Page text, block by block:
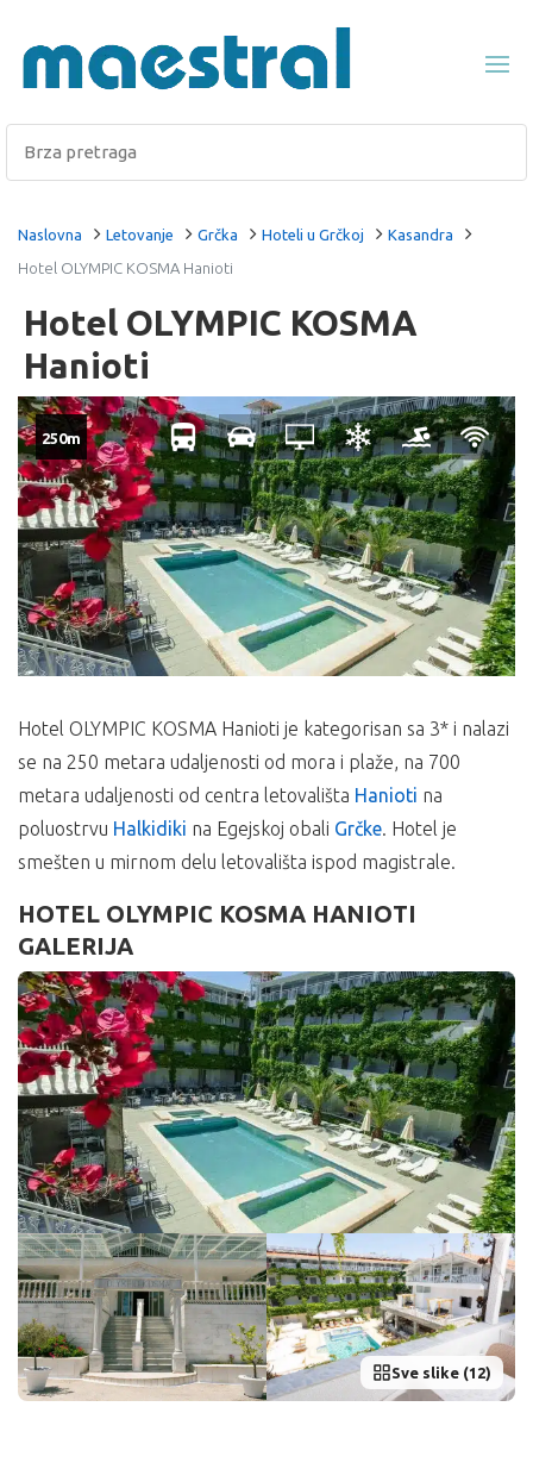
Naslovna Letovanje Grčka Hoteli u Grčkoj
Kasandra
Hotel OLYMPIC KOSMA Hanioti
Hotel OLYMPIC KOSMA
Hanioti
250m
Hotel OLYMPIC KOSMA Hanioti je kategorisan sa 3* i nalazi
se na 250 metara udaljenosti od mora i plaže, na 700
metara udaljenosti od centra letovališta Hanioti na
poluostrvu Halkidiki na Egejskoj obali Grčke. Hotel je
smešten u mirnom delu letovališta ispod magistrale.
HOTEL OLYMPIC KOSMA HANIOTI
GALERIJA
Sve slike (12)